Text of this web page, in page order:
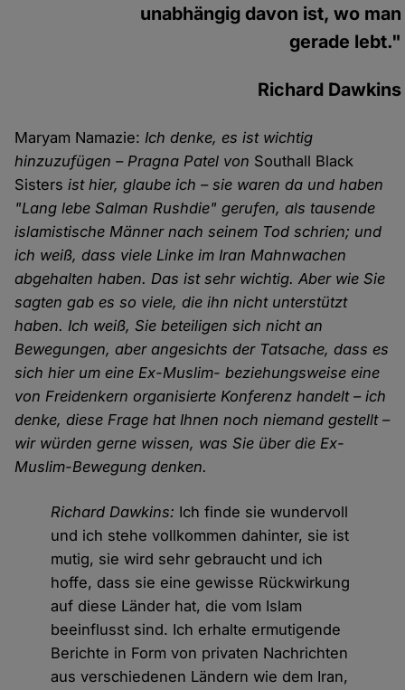
unabhängig davon ist, wo man
gerade lebt."
Richard Dawkins
Maryam Namazie:Ich denke, es ist wichtig
hinzuzufügen – Pragna Patel von Southall Black
Sisters ist hier, glaube ich – sie waren da und haben
"Lang lebe Salman Rushdie" gerufen, als tausende
islamistische Männer nach seinem Tod schrien; und
ich weiß, dass viele Linke im Iran Mahnwachen
abgehalten haben. Das ist sehr wichtig. Aber wie Sie
sagten gab es so viele, die ihn nicht unterstützt
haben. Ich weiß, Sie beteiligen sich nicht an
Bewegungen, aber angesichts der Tatsache, dass es
sich hier um eine Ex-Muslim- beziehungsweise eine
von Freidenkern organisierte Konferenz handelt – ich
denke, diese Frage hat Ihnen noch niemand gestellt –
wir würden gerne wissen, was Sie über die Ex-
Muslim-Bewegung denken.
Richard Dawkins: Ich finde sie wundervoll
und ich stehe vollkommen dahinter, sie ist
mutig, sie wird sehr gebraucht und ich
hoffe, dass sie eine gewisse Rückwirkung
auf diese Länder hat, die vom Islam
beeinflusst sind. Ich erhalte ermutigende
Berichte in Form von privaten Nachrichten
aus verschiedenen Ländern wie dem Iran,